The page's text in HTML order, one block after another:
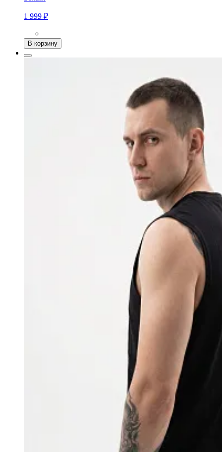
1 999 ₽
В корзину